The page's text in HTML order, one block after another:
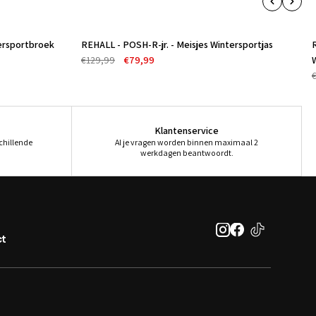
-38%
REHALL - POSH-R-jr. - Meisjes Wintersportjas
€129,99
€79,99
Klantenservice
Al je vragen worden binnen maximaal 2
werkdagen beantwoordt.